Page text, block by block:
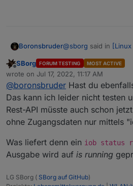
Boronsbruder@sborg said in
Müssen auch
eingetragen sein.
Wo müssen die Daten
Hab nur
Offline
SBorg FORUM TESTING MOST ACTIVE
wrote on Jul 17, 2022, 11:17 AM
last edited by
@boronsbruder Hast du
Das kann ich leider nicht testen
Rest-API müsste auch schon
ohne Zugangsdaten nur mittels
Was liefert denn ein iob status
Ausgabe wird auf is running
LG SBorg ( SBorg auf GitHub)